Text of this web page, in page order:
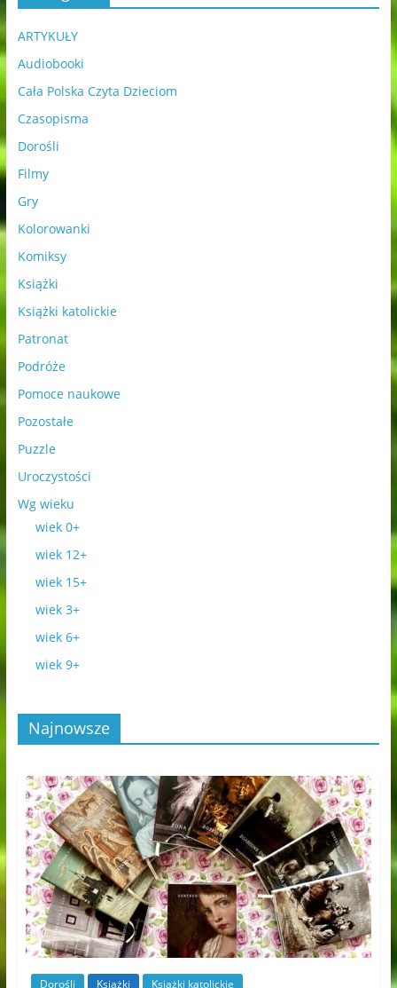
ARTYKUŁY
Audiobooki
Cała Polska Czyta Dzieciom
Czasopisma
Dorośli
Filmy
Gry
Kolorowanki
Komiksy
Książki
Książki katolickie
Patronat
Podróże
Pomoce naukowe
Pozostałe
Puzzle
Uroczystości
Wg wieku
wiek 0+
wiek 12+
wiek 15+
wiek 3+
wiek 6+
wiek 9+
Najnowsze
Dorośli Książki Książki katolickie